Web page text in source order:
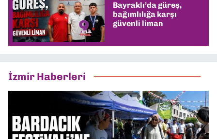
Bayraklı’da güreş,
bağımlılığa karşı
güvenli liman
İzmir Haberleri